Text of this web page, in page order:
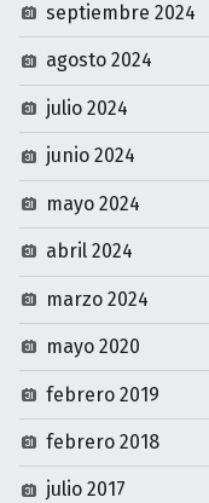
septiembre 2024
agosto 2024
julio 2024
junio 2024
mayo 2024
abril 2024
marzo 2024
mayo 2020
febrero 2019
febrero 2018
julio 2017